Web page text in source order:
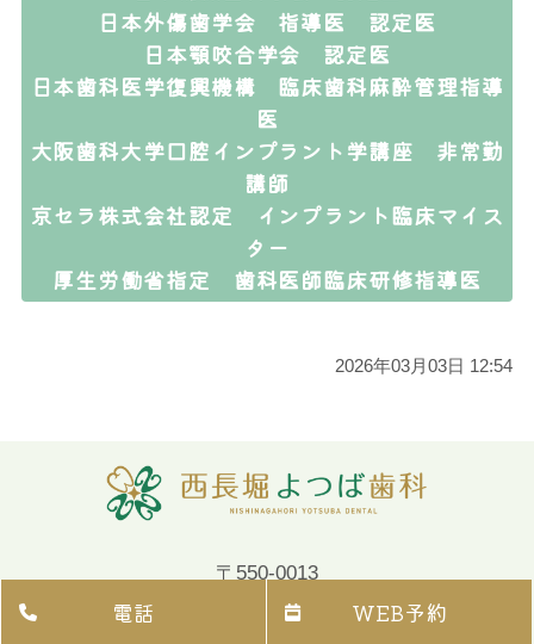
日本外傷歯学会 指導医 認定医
日本顎咬合学会 認定医
日本歯科医学復興機構 臨床歯科麻酔管理指導
医
大阪歯科大学口腔インプラント学講座 非常勤
講師
京セラ株式会社認定 インプラント臨床マイス
ター
厚生労働省指定 歯科医師臨床研修指導医
2026年03月03日 12:54
〒550-0013
大阪市西区新町4-1-4
電話 WEB予約